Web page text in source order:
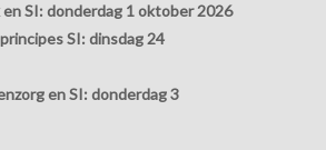
SI: donderdag 1 oktober 2026
SI: dinsdag 24
en SI: donderdag 3